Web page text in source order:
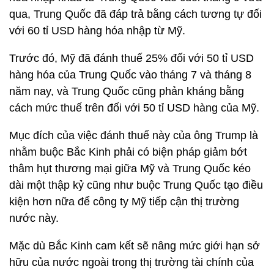
qua, Trung Quốc đã đáp trả bằng cách tương tự đối
với 60 tỉ USD hàng hóa nhập từ Mỹ.
Trước đó, Mỹ đã đánh thuế 25% đối với 50 tỉ USD
hàng hóa của Trung Quốc vào tháng 7 và tháng 8
năm nay, và Trung Quốc cũng phản kháng bằng
cách mức thuế trên đối với 50 tỉ USD hàng của Mỹ.
Mục đích của việc đánh thuế này của ông Trump là
nhằm buộc Bắc Kinh phải có biện pháp giảm bớt
thâm hụt thương mại giữa Mỹ và Trung Quốc kéo
dài một thập kỷ cũng như buộc Trung Quốc tạo điều
kiện hơn nữa để công ty Mỹ tiếp cận thị trường
nước này.
Mặc dù Bắc Kinh cam kết sẽ nâng mức giới hạn sở
hữu của nước ngoài trong thị trường tài chính của